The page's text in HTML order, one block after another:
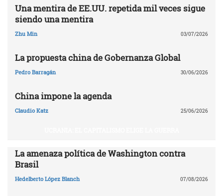
Una mentira de EE.UU. repetida mil veces sigue
siendo una mentira
Zhu Min 03/07/2026
La propuesta china de Gobernanza Global
Pedro Barragán 30/06/2026
China impone la agenda
Claudio Katz 25/06/2026
La amenaza política de Washington contra
Brasil
Hedelberto López Blanch 07/08/2026